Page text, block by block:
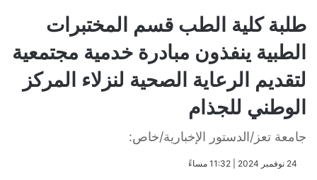
طلبة كلية الطب قسم المختبرات
الطبية ينفذون مبادرة خدمية مجتمعية
لتقديم الرعاية الصحية لنزلاء المركز
الوطني للجذام
جامعة تعز/الدستور الإخبارية/خاص:
​24 نوفمبر 2024 | 11:32 مساءً